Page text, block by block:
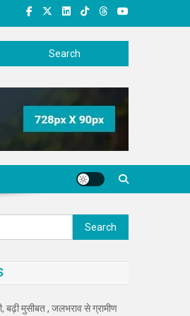
for:
Search
for:
बढ़ी मुसीबत , जलभराव से ग्रामीण